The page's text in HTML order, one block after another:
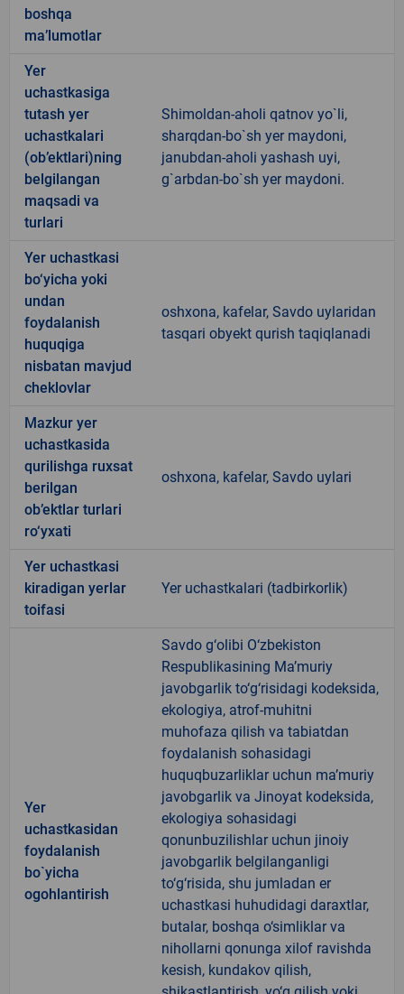
boshqa
ma’lumotlar
Yer
uchastkasiga
tutash yer
uchastkalari
(ob’ektlari)ning
belgilangan
maqsadi va
turlari
Shimoldan-aholi qatnov yo`li,
sharqdan-bo`sh yer maydoni,
janubdan-aholi yashash uyi,
g`arbdan-bo`sh yer maydoni.
Yer uchastkasi
bo‘yicha yoki
undan
foydalanish
huquqiga
nisbatan mavjud
cheklovlar
oshxona, kafelar, Savdo uylaridan
tasqari obyekt qurish taqiqlanadi
Mazkur yer
uchastkasida
qurilishga ruxsat
berilgan
ob’ektlar turlari
ro‘yxati
oshxona, kafelar, Savdo uylari
Yer uchastkasi
kiradigan yerlar
toifasi
Yer uchastkalari (tadbirkorlik)
Yer
uchastkasidan
foydalanish
bo`yicha
ogohlantirish
Savdo g‘olibi O‘zbekiston
Respublikasining Ma’muriy
javobgarlik to‘g‘risidagi kodeksida,
ekologiya, atrof-muhitni
muhofaza qilish va tabiatdan
foydalanish sohasidagi
huquqbuzarliklar uchun ma’muriy
javobgarlik va Jinoyat kodeksida,
ekologiya sohasidagi
qonunbuzilishlar uchun jinoiy
javobgarlik belgilanganligi
to‘g‘risida, shu jumladan er
uchastkasi huhudidagi daraxtlar,
butalar, boshqa o‘simliklar va
nihollarni qonunga xilof ravishda
kesish, kundakov qilish,